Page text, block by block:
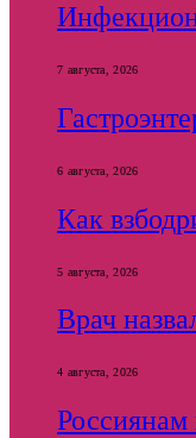
7 августа, 2026
6 августа, 2026
Как
5 августа, 2026
Врач
4 августа, 2026
Россиянам